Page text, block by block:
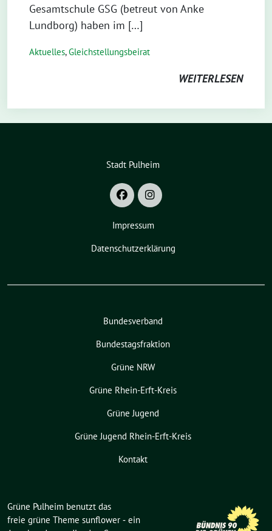
Gesamtschule GSG (betreut von Anke
Lundborg) haben im […]
Aktuelles,Gleichstellungsbeirat
WEITERLESEN
Stadt Pulheim
Impressum
Datenschutzerklärung
Bundesverband
Bundestagsfraktion
Grüne NRW
Grüne Rhein-Erft-Kreis
Grüne Jugend
Grüne Jugend Rhein-Erft-Kreis
Kontakt
Grüne Pulheim benutzt das
freie grüne Theme sunflower ‐ ein